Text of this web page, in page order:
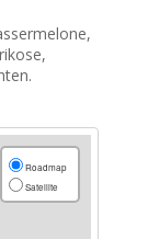
Roadmap
Satellite